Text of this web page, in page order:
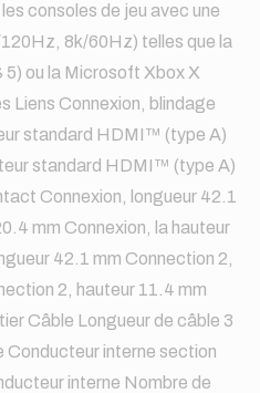
consoles de jeu avec une
8k/60Hz) telles que la
ou la Microsoft Xbox X
Liens Connexion, blindage
standard HDMI™ (type A)
standard HDMI™ (type A)
Connexion, longueur 42.1
mm Connexion, la hauteur
42.1 mm Connection 2,
2, hauteur 11.4 mm
Câble Longueur de câble 3
Conducteur interne section
interne Nombre de